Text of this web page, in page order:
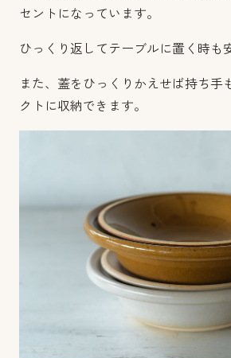
セントになっています。
ひっくり返してテーブルに置く時も
また、蓋をひっくりかえせば持ち手
クトに収納できます。